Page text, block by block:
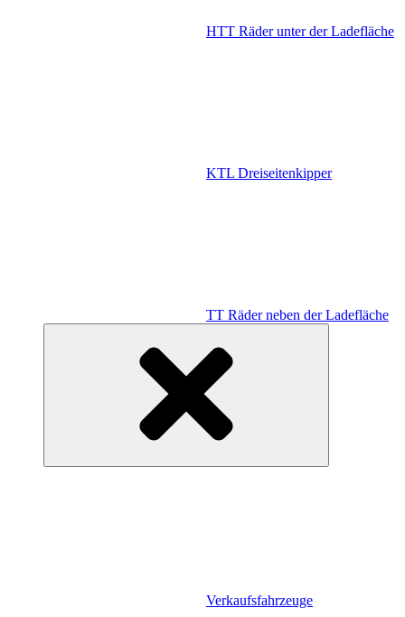
HTT Räder unter der Ladefläche
KTL Dreiseitenkipper
TT Räder neben der Ladefläche
Verkaufsfahrzeuge